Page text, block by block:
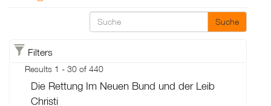
Suche
Filters
Results 1 - 30 of 440
Die Rettung Im Neuen Bund und der Leib
Christi